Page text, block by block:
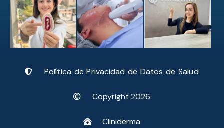
Política de Privacidad de Datos de Salud
Copyright 2026
Cliniderma